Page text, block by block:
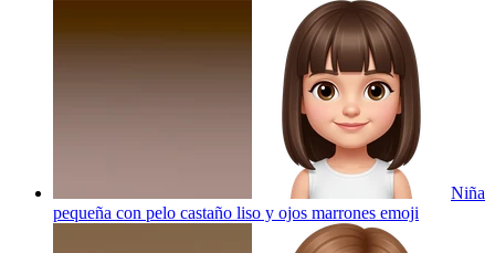
Niña
pequeña con pelo castaño liso y ojos marrones emoji